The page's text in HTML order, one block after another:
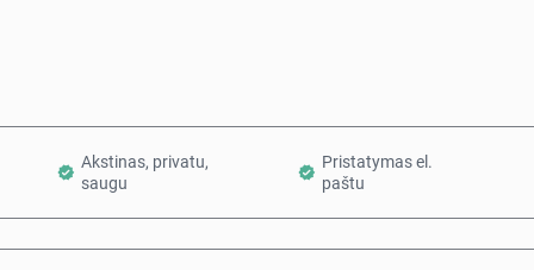
Akstinas, privatu,
saugu
Pristatymas el.
paštu